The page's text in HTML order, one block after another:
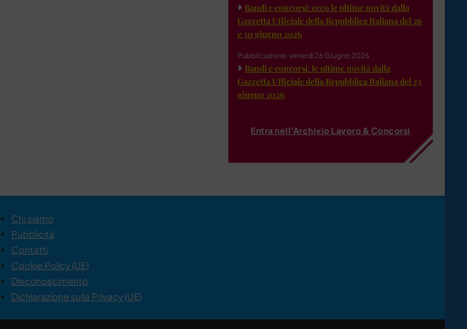
Bandi e concorsi: ecco le ultime novità dalla
Gazzetta Ufficiale della Repubblica Italiana del 26
e 30 giugno 2026
Pubblicazione: venerdì 26 Giugno 2026
Bandi e concorsi: le ultime novità dalla
Gazzetta Ufficiale della Repubblica Italiana del 23
giugno 2026
Entra nell'Archivio Lavoro & Concorsi
Chi siamo
Pubblicità
Contatti
Cookie Policy (UE)
Disconoscimento
Dichiarazione sulla Privacy (UE)